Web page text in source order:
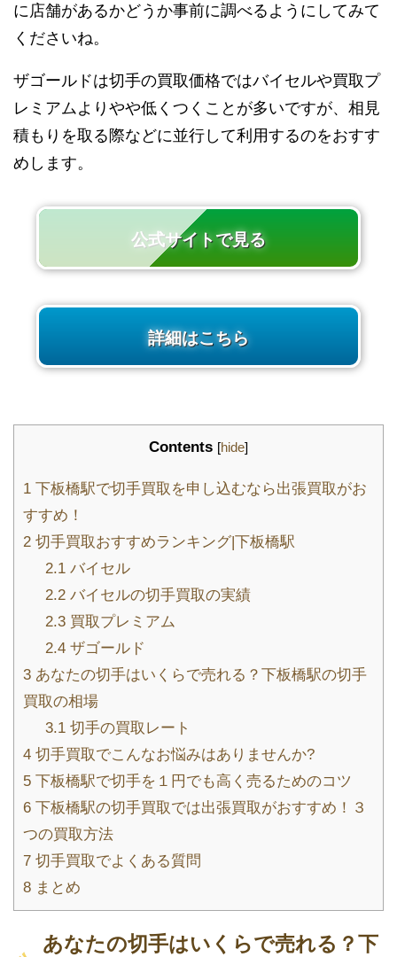
に店舗があるかどうか事前に調べるようにしてみて
くださいね。
ザゴールドは切手の買取価格ではバイセルや買取プ
レミアムよりやや低くつくことが多いですが、相見
積もりを取る際などに並行して利用するのをおすす
めします。
公式サイトで見る
詳細はこちら
Contents [hide]
1 下板橋駅で切手買取を申し込むなら出張買取がお
すすめ！
2 切手買取おすすめランキング|下板橋駅
2.1 バイセル
2.2 バイセルの切手買取の実績
2.3 買取プレミアム
2.4 ザゴールド
3 あなたの切手はいくらで売れる？下板橋駅の切手
買取の相場
3.1 切手の買取レート
4 切手買取でこんなお悩みはありませんか?
5 下板橋駅で切手を１円でも高く売るためのコツ
6 下板橋駅の切手買取では出張買取がおすすめ！３
つの買取方法
7 切手買取でよくある質問
8 まとめ
あなたの切手はいくらで売れる？下